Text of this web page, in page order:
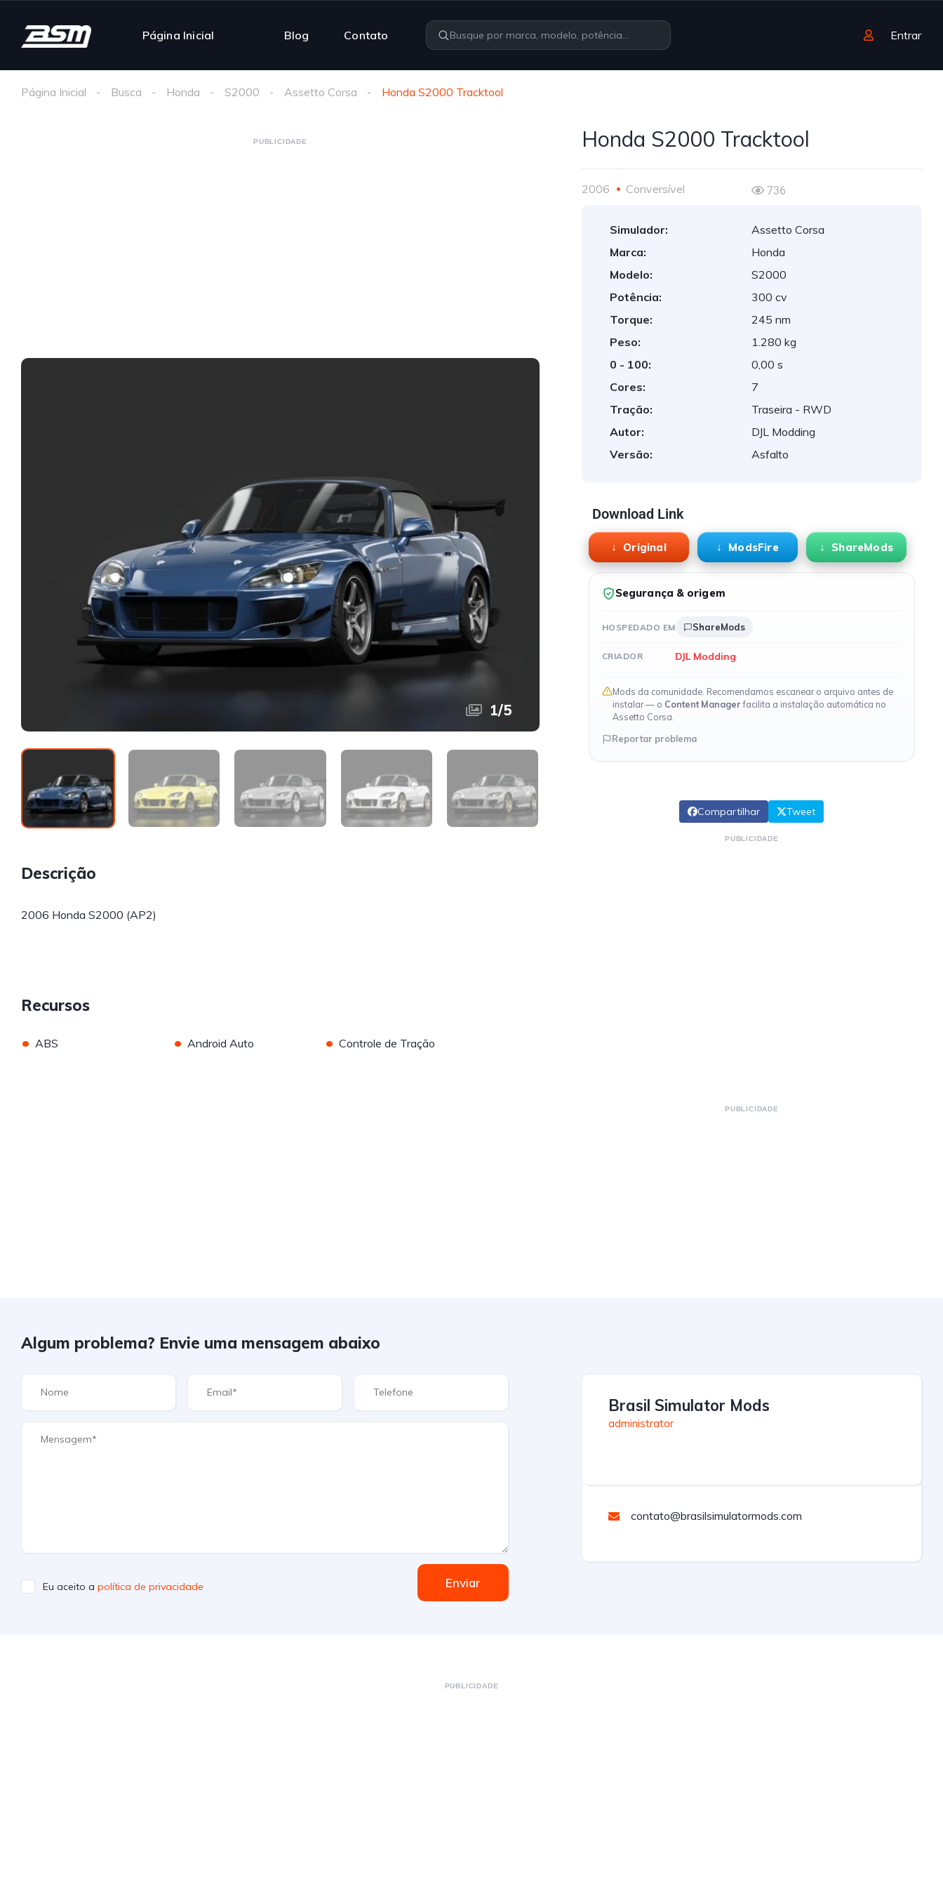
Página Inicial Blog Contato Entrar
Página Inicial Busca Honda S2000 Assetto Corsa Honda S2000 Tracktool
PUBLICIDADE
1/5
Descrição
2006 Honda S2000 (AP2)
Recursos
• ABS • Android Auto • Controle de Tração
Honda S2000 Tracktool
2006 Conversível 736
Simulador:
Assetto Corsa
Marca:
Honda
Modelo:
S2000
Potência:
300 cv
Torque:
245 nm
Peso:
1.280 kg
0 - 100:
0,00 s
Cores:
7
Tração:
Traseira - RWD
Autor:
DJL Modding
Versão:
Asfalto
Download Link
Original ModsFire ShareMods
Segurança & origem
HOSPEDADO EM ShareMods
CRIADOR DJL Modding
Mods da comunidade. Recomendamos escanear o arquivo antes de
instalar — o Content Managerfacilita a instalação automática no
Assetto Corsa.
Reportar problema
Compartilhar Tweet
PUBLICIDADE
PUBLICIDADE
Algum problema? Envie uma mensagem abaixo
Eu aceito a política de privacidade Enviar
Brasil Simulator Mods
administrator
contato@brasilsimulatormods.com
PUBLICIDADE